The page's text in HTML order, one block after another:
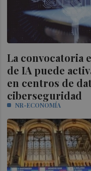
La convocatoria
de IA puede
en centros de
ciberseguridad
NR-ECONOMÍA